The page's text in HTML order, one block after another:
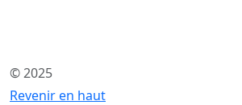
© 2025
Revenir en haut